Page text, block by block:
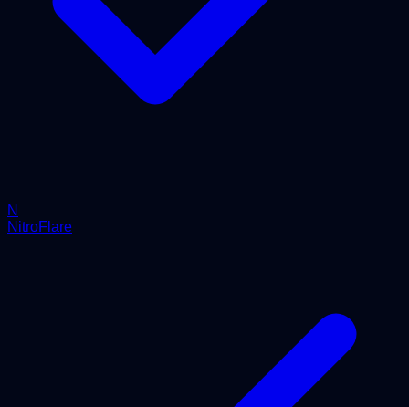
N
NitroFlare